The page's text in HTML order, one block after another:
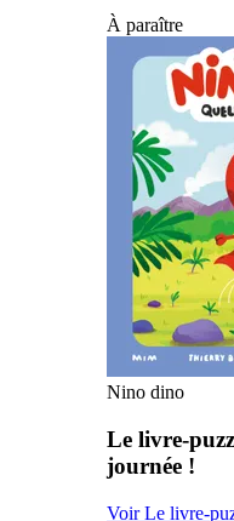
À paraître
Nino dino
Le livre-
journée !
Voir Le livre-